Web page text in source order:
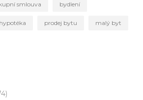
smlouva bydlení
hypotéka prodej bytu malý byt